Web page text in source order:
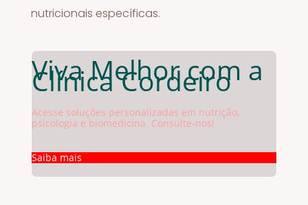
nutricionais específicas.
Viva Melhor com a
Clínica Cordeiro
Acesse soluções personalizadas em nutrição,
psicologia e biomedicina. Consulte-nos!
Saiba mais